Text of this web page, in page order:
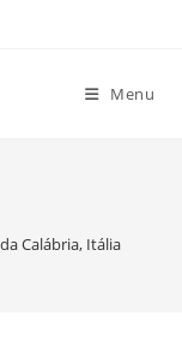
Menu
Calábria, Itália